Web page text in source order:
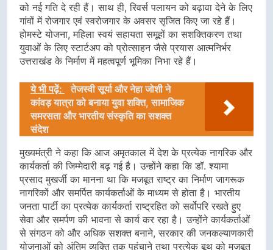
को नई गति दे रही हैं। साथ ही, रिवर्स पलायन को बढ़ावा देने के लिए
गांवों में रोजगार एवं स्वरोजगार के अवसर सृजित किए जा रहे हैं।
होमस्टे योजना, महिला स्वयं सहायता समूहों का सशक्तिकरण तथा
युवाओं के लिए स्टार्टअप को प्रोत्साहन जैसे प्रयास आत्मनिर्भर
उत्तराखंड के निर्माण में महत्वपूर्ण भूमिका निभा रहे हैं।
ये भी पढ़ें:
तेजस्वी सूर्या और नेहा जोशी ने
कांवड़ यात्रा को बनाया युवा शक्ति, सामाजिक
समरसता और भारतीय संस्कृति का सशक्त
संदेश
मुख्यमंत्री ने कहा कि आज अमृतकाल में देश के प्रत्येक नागरिक और
कार्यकर्ता की जिम्मेदारी बढ़ गई है। उन्होंने कहा कि डॉ. श्यामा
प्रसाद मुखर्जी का मानना था कि मजबूत राष्ट्र का निर्माण जागरूक
नागरिकों और समर्पित कार्यकर्ताओं के माध्यम से होता है। भारतीय
जनता पार्टी का प्रत्येक कार्यकर्ता राष्ट्रहित को सर्वोपरि रखते हुए
सेवा और समर्पण की भावना से कार्य कर रहा है। उन्होंने कार्यकर्ताओं
से संगठन को और अधिक सशक्त बनाने, सरकार की जनकल्याणकारी
योजनाओं को अंतिम व्यक्ति तक पहुंचाने तथा प्रत्येक बूथ को मजबूत